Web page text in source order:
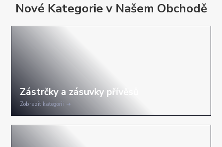
Nové Kategorie v Našem Obchodě
Zobrazit kategorii